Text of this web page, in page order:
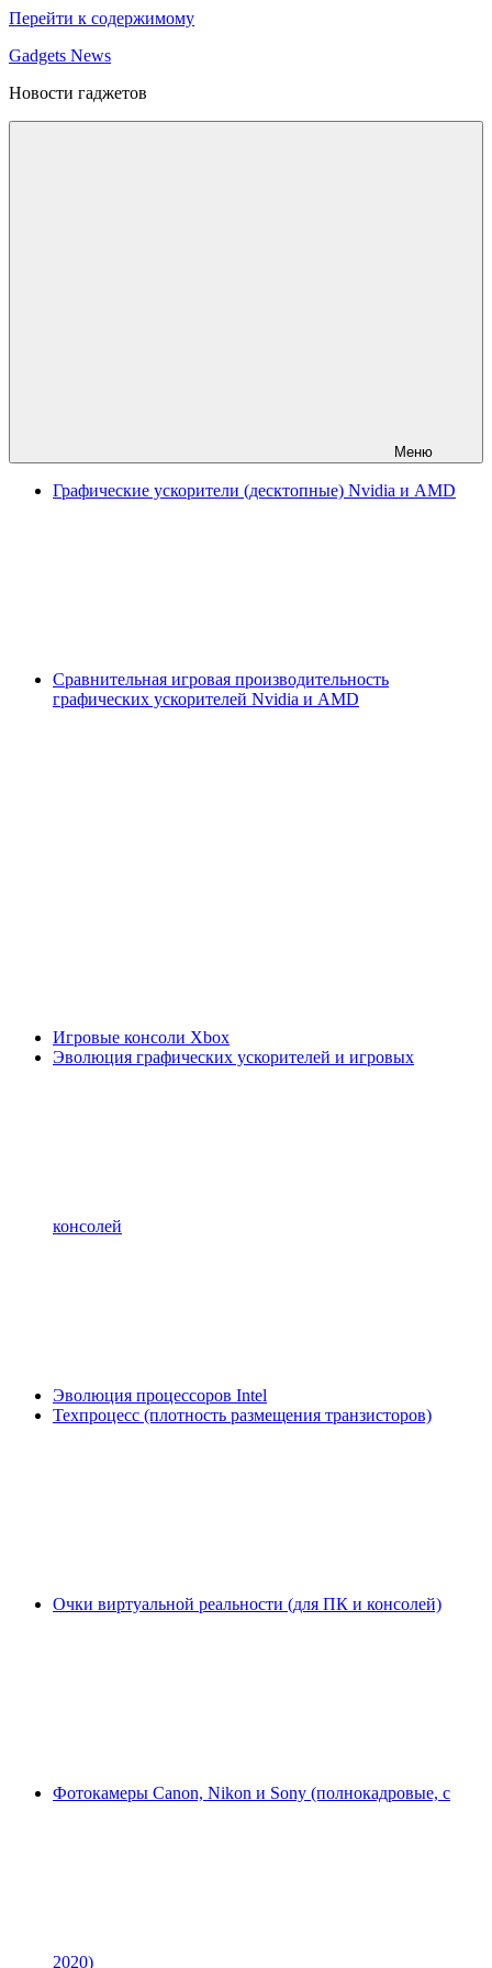
Перейти к содержимому
Gadgets News
Новости гаджетов
Меню
Графические ускорители (десктопные) Nvidia и AMD
Сравнительная игровая производительность
графических ускорителей Nvidia и AMD
Игровые консоли Xbox
Эволюция графических ускорителей и игровых
консолей
Эволюция процессоров Intel
Техпроцесс (плотность размещения транзисторов)
Очки виртуальной реальности (для ПК и консолей)
Фотокамеры Canon, Nikon и Sony (полнокадровые, с
2020)